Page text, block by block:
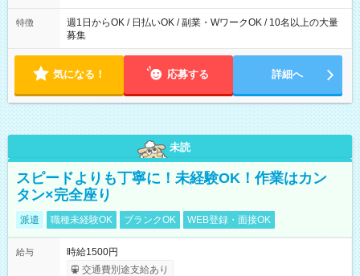
特徴
週1日からOK / 日払いOK / 副業・WワークOK / 10名以上の大量
募集
気になる！ 応募する 詳細へ
未読
スピードよりも丁寧に！未経験OK！作業はカン
タン×完全座り
派遣 職種未経験OK ブランクOK WEB登録・面接OK
給与
時給1500円
交通費別途支給あり